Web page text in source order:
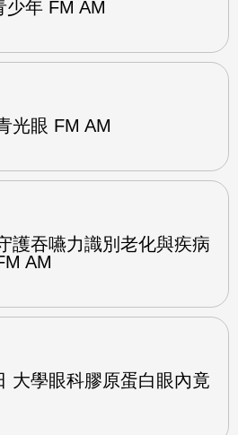
少年 FM AM
光眼 FM AM
護吞嚥力識別老化與疾病
AM
大學眼科膠原蛋白眼內竟